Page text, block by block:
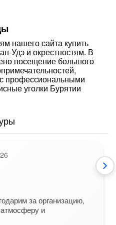
нашего сайта купить
Удэ и окрестностям. В
посещение большого
профессиональными
уголки Бурятии
за организацию,
и